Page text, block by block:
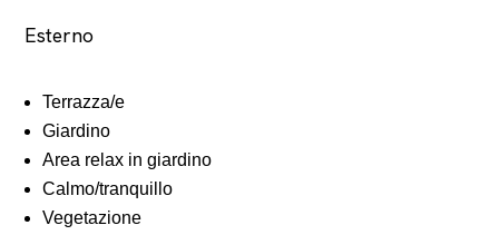
Esterno
Terrazza/e
Giardino
Area relax in giardino
Calmo/tranquillo
Vegetazione